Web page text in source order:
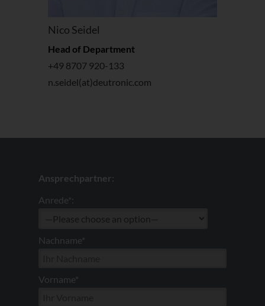
Nico Seidel
Head of Department
+49 8707 920-133
n.seidel(at)deutronic.com
Ansprechpartner:
Anrede*:
Nachname*
Vorname*